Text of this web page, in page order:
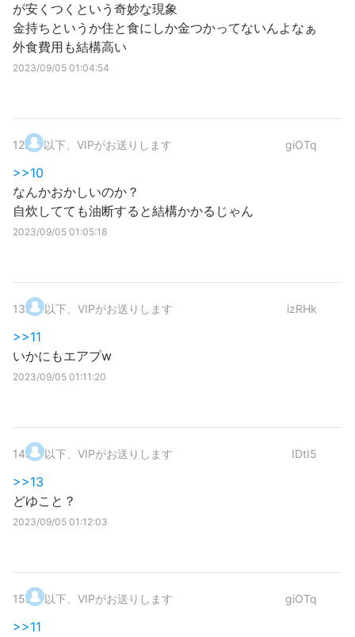
が安くつくという奇妙な現象
金持ちというか住と食にしか金つかってないんよなぁ
外食費用も結構高い
2023/09/05 01:04:54
12. 以下、VIPがお送りします giOTq
>>10
なんかおかしいのか？
自炊してても油断すると結構かかるじゃん
2023/09/05 01:05:18
13. 以下、VIPがお送りします izRHk
>>11
いかにもエアプw
2023/09/05 01:11:20
14. 以下、VIPがお送りします IDtI5
>>13
どゆこと？
2023/09/05 01:12:03
15. 以下、VIPがお送りします giOTq
>>11